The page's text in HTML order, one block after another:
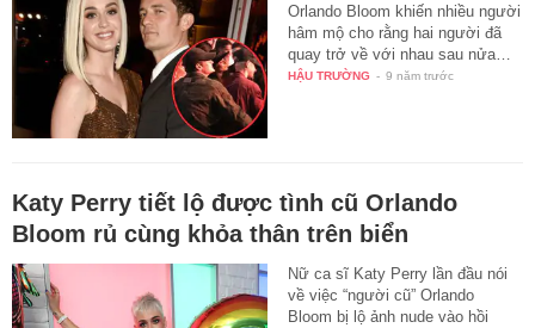
Orlando Bloom khiến nhiều người
hâm mộ cho rằng hai người đã
quay trở về với nhau sau nửa…
HẬU TRƯỜNG - 9 năm trước
Katy Perry tiết lộ được tình cũ Orlando
Bloom rủ cùng khỏa thân trên biển
Nữ ca sĩ Katy Perry lần đầu nói
về việc “người cũ” Orlando
Bloom bị lộ ảnh nude vào hồi